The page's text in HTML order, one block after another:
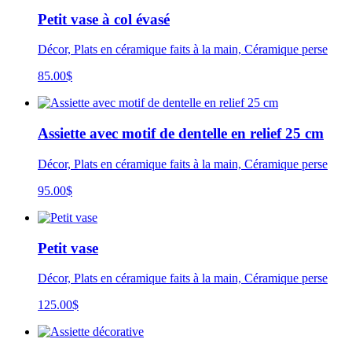
Petit vase à col évasé
Décor, Plats en céramique faits à la main, Céramique perse
85.00$
Assiette avec motif de dentelle en relief 25 cm
Décor, Plats en céramique faits à la main, Céramique perse
95.00$
Petit vase
Décor, Plats en céramique faits à la main, Céramique perse
125.00$